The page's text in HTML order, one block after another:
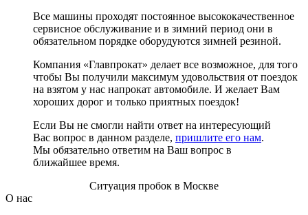
Все машины проходят постоянное высококачественное
сервисное обслуживание и в зимний период они в
обязательном порядке оборудуются зимней резиной.
Компания «Главпрокат» делает все возможное, для того
чтобы Вы получили максимум удовольствия от поездок
на взятом у нас напрокат автомобиле. И желает Вам
хороших дорог и только приятных поездок!
Если Вы не смогли найти ответ на интересующий
Вас вопрос в данном разделе, пришлите его нам.
Мы обязательно ответим на Ваш вопрос в
ближайшее время.
Ситуация пробок в Москве
О нас